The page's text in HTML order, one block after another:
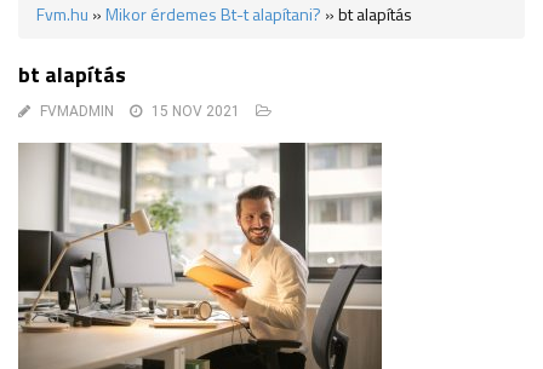
Fvm.hu » Mikor érdemes Bt-t alapítani? »bt alapítás
bt alapítás
FVMADMIN 15 NOV 2021